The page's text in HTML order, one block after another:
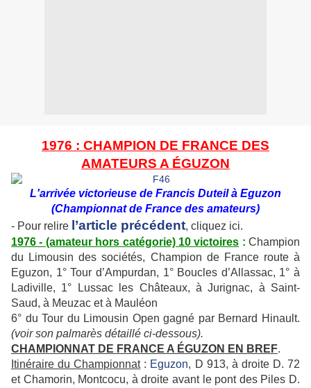
1976 : CHAMPION DE FRANCE DES
AMATEURS A ÉGUZON
L'arrivée victorieuse de Francis Duteil à Eguzon
(Championnat de France des amateurs)
- Pour relire l’article précédent, cliquez ici.
1976 - (amateur hors catégorie) 10 victoires : Champion
du Limousin des sociétés, Champion de France route à
Eguzon, 1° Tour d’Ampurdan, 1° Boucles d’Allassac, 1° à
Ladiville, 1° Lussac les Châteaux, à Jurignac, à Saint-
Saud, à Meuzac et à Mauléon
6° du Tour du Limousin Open gagné par Bernard Hinault.
(voir son palmarès détaillé ci-dessous).
CHAMPIONNAT DE FRANCE A ÉGUZON EN BREF.
Itinéraire du Championnat: Eguzon, D 913, à droite D. 72
et Chamorin, Montcocu, à droite avant le pont des Piles D.